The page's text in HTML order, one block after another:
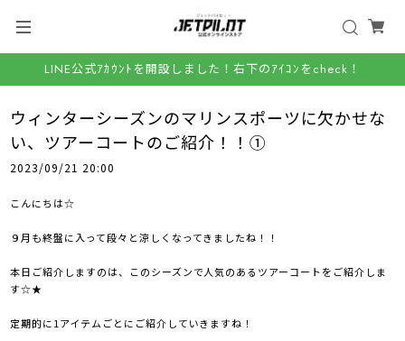
LINE公式ｱｶｳﾝﾄを開設しました！右下のｱｲｺﾝをcheck！
ウィンターシーズンのマリンスポーツに欠かせな
い、ツアーコートのご紹介！！①
2023/09/21 20:00
こんにちは☆
９月も終盤に入って段々と涼しくなってきましたね！！
本日ご紹介しますのは、このシーズンで人気のあるツアーコートをご紹介しま
す☆★
定期的に1アイテムごとにご紹介していきますね！